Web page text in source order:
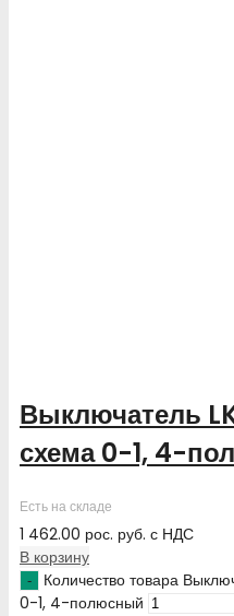
Выключатель
схема 0-1, 4-
Есть на складе
1 462.00 рос. руб. с НДС
В корзину
Количество товара
0-1, 4-полюсный